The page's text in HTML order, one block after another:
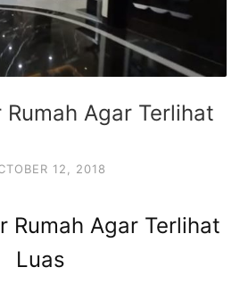
Agar Terlihat
12, 2018
Rumah Agar Terlihat
Luas